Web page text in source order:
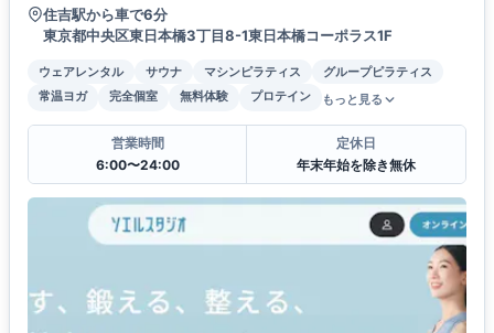
住吉駅から車で6分
東京都中央区東日本橋3丁目8-1東日本橋コーポラス1F
ウェアレンタル サウナ マシンピラティス
グループピラティス
常温ヨガ
完全個室 無料体験 プロテイン もっと見る
営業時間
6:00〜24:00
定休日
年末年始を除き無休